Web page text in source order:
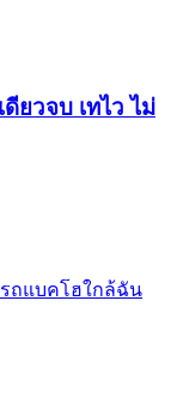
ยวจบ เทไว ไม่
รถแบคโฮใกล้ฉัน